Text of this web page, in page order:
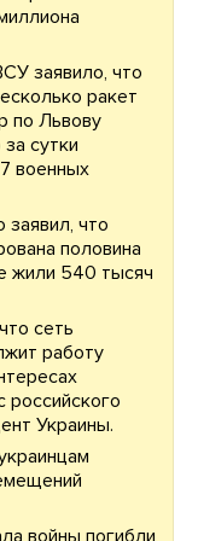
заявило, что
ракет
по Львову
сутки
военных
что
половина
жили 540 тысяч
сеть
работу
российского
Украины.
войны погибли